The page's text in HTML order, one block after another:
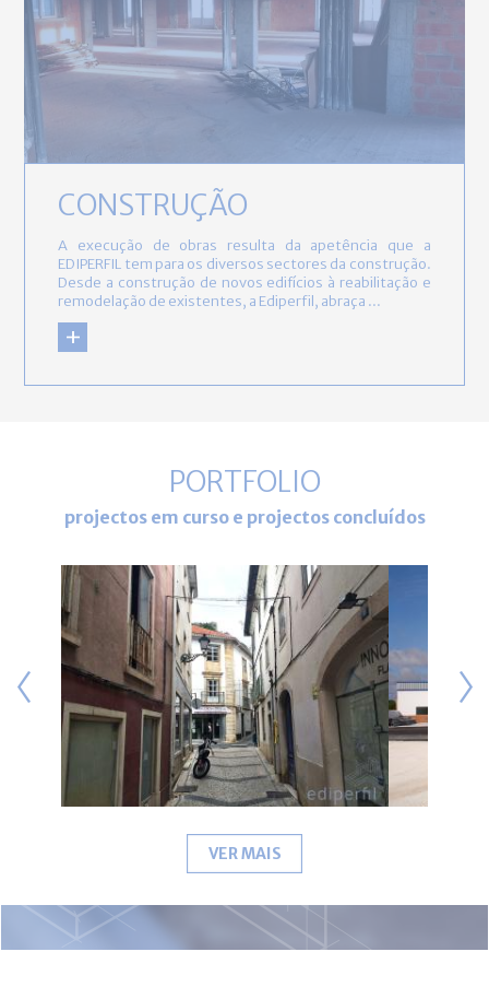
CONSTRUÇÃO
A execução de obras resulta da apetência que a
EDIPERFIL tem para os diversos sectores da construção.
Desde a construção de novos edifícios à reabilitação e
remodelação de existentes, a Ediperfil, abraça ...
PORTFOLIO
projectos em curso e projectos concluídos
VER MAIS